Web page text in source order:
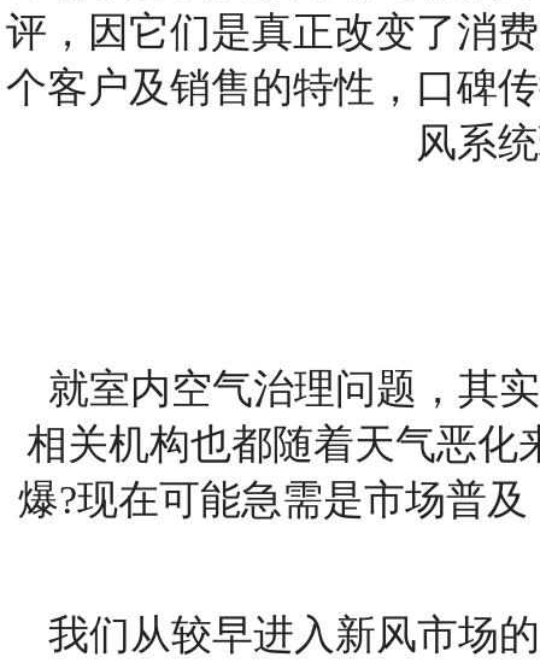
评，因它们是真正改变了消
个客户及销售的特性，口碑
风系统
就室内空气治理问题，其
相关机构也都随着天气恶化
爆?现在可能急需是市场普
我们从较早进入新风市场